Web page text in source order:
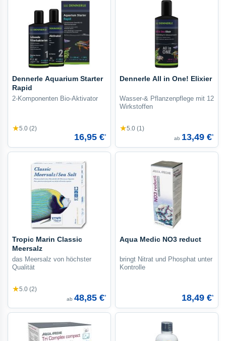
Dennerle Aquarium Starter
Rapid
2-Komponenten Bio-Aktivator
★5.0 (2)
16,95 €*
Dennerle All in One! Elixier
Wasser-& Pflanzenpflege mit 12
Wirkstoffen
★5.0 (1)
ab 13,49 €*
Tropic Marin Classic
Meersalz
das Meersalz von höchster
Qualität
★5.0 (2)
ab 48,85 €*
Aqua Medic NO3 reduct
bringt Nitrat und Phosphat unter
Kontrolle
18,49 €*